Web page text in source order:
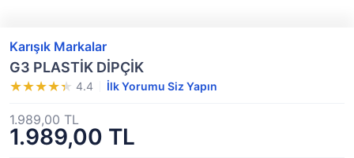
Karışık Markalar
G3 PLASTİK DİPÇİK
4.4 İlk Yorumu Siz Yapın
1.989,00 TL
1.989,00 TL